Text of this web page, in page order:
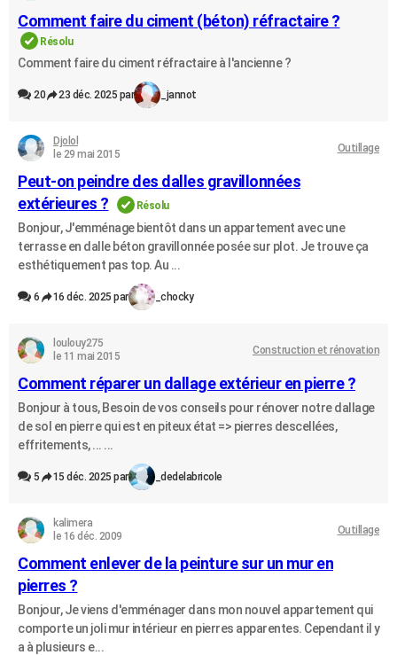
Destinations
City break
Voyage nature
Voyage de noces
Forum
Climat
+PHOTO
GUIDES D'ACHAT
BONS PLANS
Carte de Noël
Carte Bonne année
Carte Saint-Valentin
Carte Pâques
Carte d'anniversaire
DICTIONNAIRE
Dictionnaire
Biographies
Citations
Expressions
Proverbes
PROGRAMME TV
COPAINS D'AVANT
S'inscrire
Se connecter
Lycées
Collèges
Primaires
Universités
Entreprises
Service militaire
Avis de recherche
AVIS DE DÉCÈS
Bricolage
Lifestyle
Culture
Sport
Auto
Television
Voyage
Cinema
Comment faire du ciment (béton) réfractaire ?
Résolu
Comment faire du ciment réfractaire à l'ancienne ?
20 23 déc. 2025 par _jannot
Djolol
le 29 mai 2015
Outillage
Peut-on peindre des dalles gravillonnées
extérieures ?
Résolu
Bonjour, J'emménage bientôt dans un appartement avec une
terrasse en dalle béton gravillonnée posée sur plot. Je trouve ça
esthétiquement pas top. Au ...
6 16 déc. 2025 par _chocky
loulouy275
le 11 mai 2015
Construction et rénovation
Comment réparer un dallage extérieur en pierre ?
Bonjour à tous, Besoin de vos conseils pour rénover notre dallage
de sol en pierre qui est en piteux état => pierres descellées,
effritements, ... ...
5 15 déc. 2025 par _dedelabricole
kalimera
le 16 déc. 2009
Outillage
Comment enlever de la peinture sur un mur en
pierres ?
Bonjour, Je viens d'emménager dans mon nouvel appartement qui
comporte un joli mur intérieur en pierres apparentes. Cependant il y
a à plusieurs e...